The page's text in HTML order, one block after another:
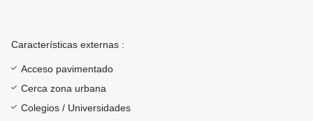
Características externas :
Acceso pavimentado
Cerca zona urbana
Colegios / Universidades